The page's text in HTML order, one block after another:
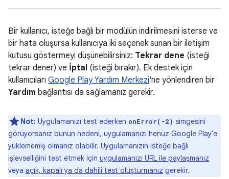
Bir kullanıcı, isteğe bağlı bir modülün indirilmesini isterse ve
bir hata oluşursa kullanıcıya iki seçenek sunan bir iletişim
kutusu göstermeyi düşünebilirsiniz: Tekrar dene (isteği
tekrar dener) ve İptal (isteği bırakır). Ek destek için
kullanıcıları Google Play Yardım Merkezi'ne yönlendiren bir
Yardım bağlantısı da sağlamanız gerekir.
Not: Uygulamanızı test ederken onError(-2) simgesini
görüyorsanız bunun nedeni, uygulamanızı henüz Google Play'e
yüklememiş olmanız olabilir. Uygulamanızın isteğe bağlı
işlevselliğini test etmek için uygulamanızı URL ile paylaşmanız
veya açık, kapalı ya da dahili test oluşturmanız gerekir.